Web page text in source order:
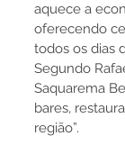
aquece a
oferecendo
todos os dias
Segundo
Saquarema
bares,
região”.